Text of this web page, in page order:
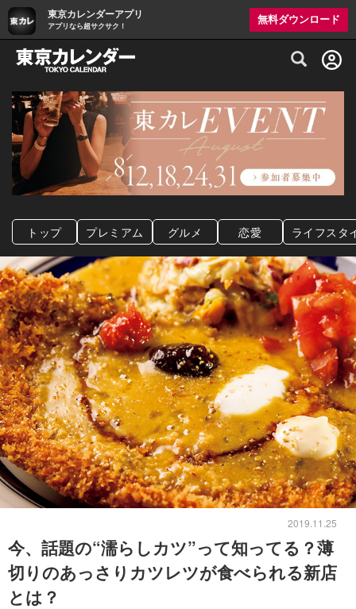
東京カレンダーアプリ
アプリなら超サクサク！
無料ダウンロード
グルメ情報・プレミアムレストラン予約
トップ プレミアム グルメ 恋愛 ライフスタ
2019.11.25
今、話題の“濡らしカツ”って知ってる？薄
切りのあっさりカツレツが食べられる新店
とは？